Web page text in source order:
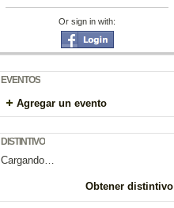
Or sign in with:
EVENTOS
Agregar un evento
DISTINTIVO
Cargando…
Obtener distintivo